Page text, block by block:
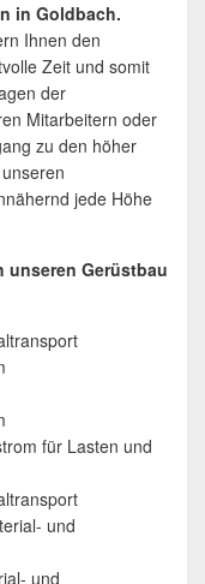
in Goldbach.
Ihnen den
Zeit und somit
der
Mitarbeitern oder
zu den höher
jede Höhe
unseren Gerüstbau
für Lasten und
und
und